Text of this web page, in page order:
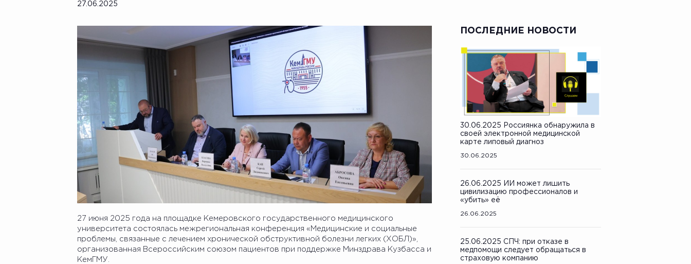
27.06.2025
27 июня 2025 года на площадке Кемеровского государственного медицинского
университета состоялась межрегиональная конференция «Медицинские и социальные
проблемы, связанные с лечением хронической обструктивной болезни легких (ХОБЛ)»,
организованная Всероссийским союзом пациентов при поддержке Минздрава Кузбасса и
КемГМУ.
ПОСЛЕДНИЕ НОВОСТИ
30.06.2025 Россиянка обнаружила в
своей электронной медицинской
карте липовый диагноз
30.06.2025
26.06.2025 ИИ может лишить
цивилизацию профессионалов и
«убить» её
26.06.2025
25.06.2025 СПЧ: при отказе в
медпомощи следует обращаться в
страховую компанию